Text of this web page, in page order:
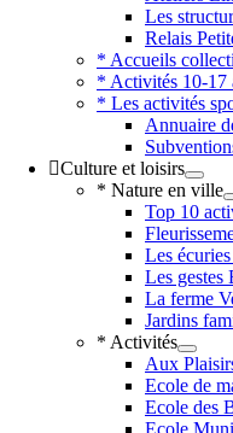
Les
Relais
* Accueils
* Activités 10-17
* Les activités
Annuaire
Culture et loisirs
* Nature en ville
Top 10
Les
Les gestes
La ferme
Jardins
* Activités
Aux
Ecole de
Ecole des
Ecole